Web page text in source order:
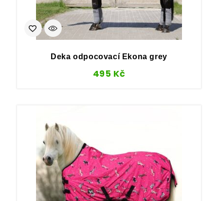
Deka odpocovací Ekona grey
495 Kč